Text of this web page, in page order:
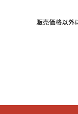
販売価格以外